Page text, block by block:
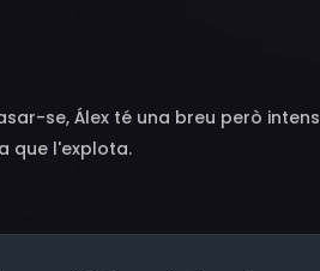
Albiol, Vicente Gil, Fermí
se, Álex té una breu però
que l'explota.